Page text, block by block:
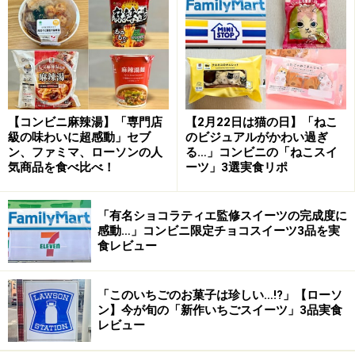
【コンビニ麻辣湯】「専門店
級の味わいに超感動」セブ
ン、ファミマ、ローソンの人
気商品を食べ比べ！
【2月22日は猫の日】「ねこ
のビジュアルがかわい過ぎ
る…」コンビニの「ねこスイ
ーツ」3選実食リポ
「有名ショコラティエ監修スイーツの完成度に
感動…」コンビニ限定チョコスイーツ3品を実
食レビュー
「このいちごのお菓子は珍しい…!?」【ローソ
ン】今が旬の「新作いちごスイーツ」3品実食
レビュー